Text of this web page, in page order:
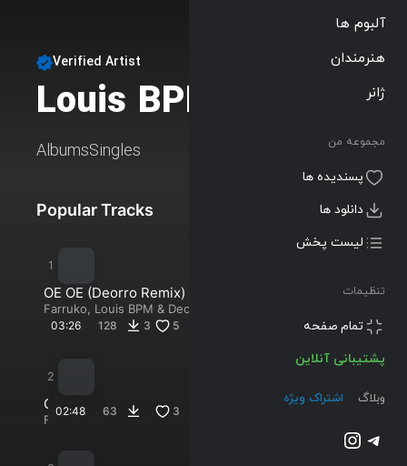
آلبوم ها
هنرمندان
ژانر
مجموعه من
پسندیده ها
دانلود ها
لیست پخش
تنظیمات
پشتیبانی آنلاین
وبلاگ اشتراک ویژه
تلگرام
اینستاگرم
@2023-2026 Musilon
Verified Artist
Louis BPM
AlbumsSingles
Popular Tracks
OE OE (Deorro Remix)
Farruko Louis BPM & Deorro
03:26 128 3 5
O
EFarruko
02:48 63 3